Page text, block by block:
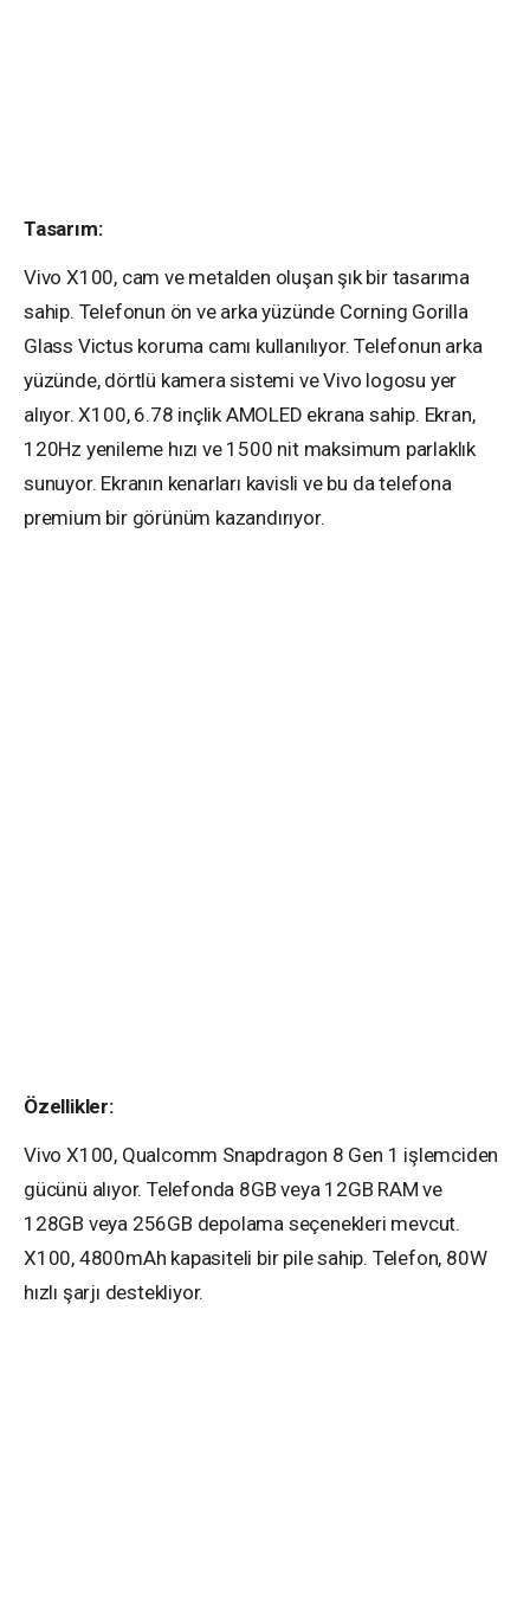
Tasarım:
Vivo X100, cam ve metalden oluşan şık bir tasarıma
sahip. Telefonun ön ve arka yüzünde Corning Gorilla
Glass Victus koruma camı kullanılıyor. Telefonun arka
yüzünde, dörtlü kamera sistemi ve Vivo logosu yer
alıyor. X100, 6.78 inçlik AMOLED ekrana sahip. Ekran,
120Hz yenileme hızı ve 1500 nit maksimum parlaklık
sunuyor. Ekranın kenarları kavisli ve bu da telefona
premium bir görünüm kazandırıyor.
Özellikler:
Vivo X100, Qualcomm Snapdragon 8 Gen 1 işlemciden
gücünü alıyor. Telefonda 8GB veya 12GB RAM ve
128GB veya 256GB depolama seçenekleri mevcut.
X100, 4800mAh kapasiteli bir pile sahip. Telefon, 80W
hızlı şarjı destekliyor.